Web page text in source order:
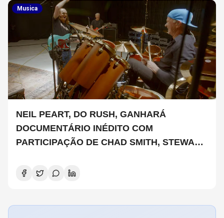
Musica
NEIL PEART, DO RUSH, GANHARÁ
DOCUMENTÁRIO INÉDITO COM
PARTICIPAÇÃO DE CHAD SMITH, STEWART